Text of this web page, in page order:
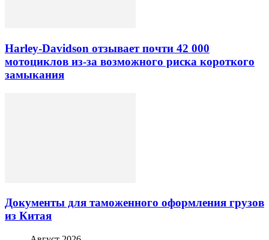
Harley-Davidson отзывает почти 42 000
мотоциклов из-за возможного риска короткого
замыкания
Документы для таможенного оформления грузов
из Китая